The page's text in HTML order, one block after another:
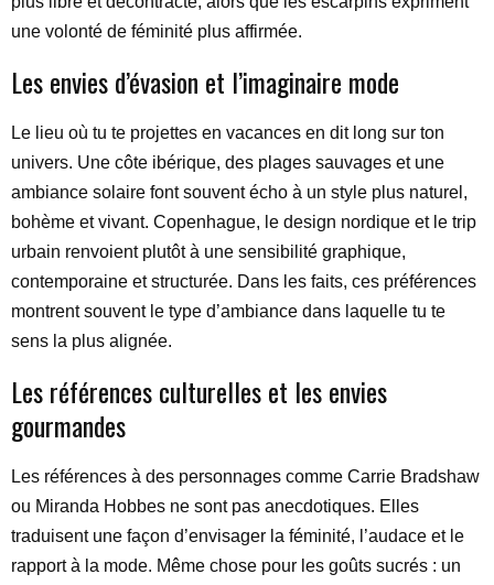
une volonté de féminité plus affirmée.
Les envies d’évasion et l’imaginaire mode
Le lieu où tu te projettes en vacances en dit long sur ton
univers. Une côte ibérique, des plages sauvages et une
ambiance solaire font souvent écho à un style plus naturel,
bohème et vivant. Copenhague, le design nordique et le trip
urbain renvoient plutôt à une sensibilité graphique,
contemporaine et structurée. Dans les faits, ces préférences
montrent souvent le type d’ambiance dans laquelle tu te
sens la plus alignée.
Les références culturelles et les envies
gourmandes
Les références à des personnages comme Carrie Bradshaw
ou Miranda Hobbes ne sont pas anecdotiques. Elles
traduisent une façon d’envisager la féminité, l’audace et le
rapport à la mode. Même chose pour les goûts sucrés : un